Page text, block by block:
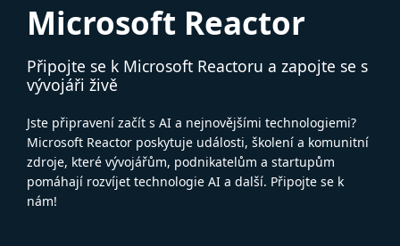
Microsoft Reactor
Připojte se k Microsoft Reactoru a zapojte se s
vývojáři živě
Jste připravení začít s AI a nejnovějšími technologiemi?
Microsoft Reactor poskytuje události, školení a komunitní
zdroje, které vývojářům, podnikatelům a startupům
pomáhají rozvíjet technologie AI a další. Připojte se k
nám!